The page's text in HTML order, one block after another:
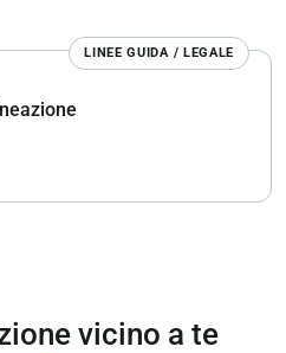
LINEE GUIDA / LEGALE
vicino a te